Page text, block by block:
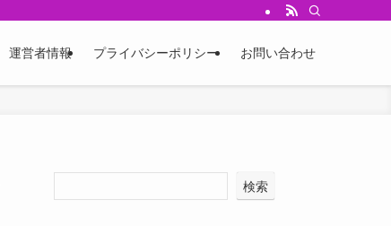
運営者情報 プライバシーポリシー お問い合わせ
検索